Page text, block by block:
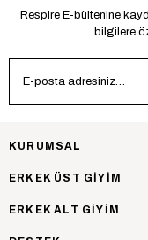
Respire E-bültenine
bilgilere
KURUMSAL
ERKEK ÜST GİYİM
ERKEK ALT GİYİM